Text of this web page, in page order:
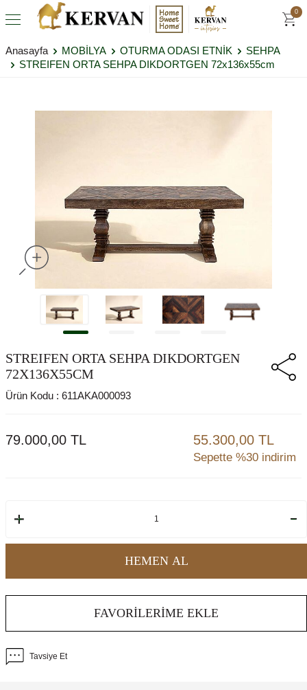
0
Anasayfa MOBİLYA OTURMA ODASI ETNİK
SEHPA
STREIFEN ORTA SEHPA DIKDORTGEN 72x136x55cm
STREIFEN ORTA SEHPA DIKDORTGEN
72X136X55CM
Ürün Kodu : 611AKA000093
79.000,00 TL 55.300,00 TL
Sepette %30 indirim
HEMEN AL
FAVORILERIME EKLE
Tavsiye Et